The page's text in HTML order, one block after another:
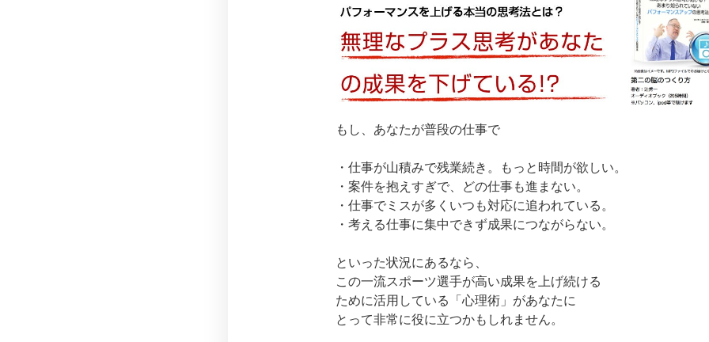
もし、あなたが普段の仕事で
・仕事が山積みで残業続き。もっと時間が欲しい。
・案件を抱えすぎで、どの仕事も進まない。
・仕事でミスが多くいつも対応に追われている。
・考える仕事に集中できず成果につながらない。
といった状況にあるなら、
この一流スポーツ選手が高い成果を上げ続ける
ために活用している「心理術」があなたに
とって非常に役に立つかもしれません。